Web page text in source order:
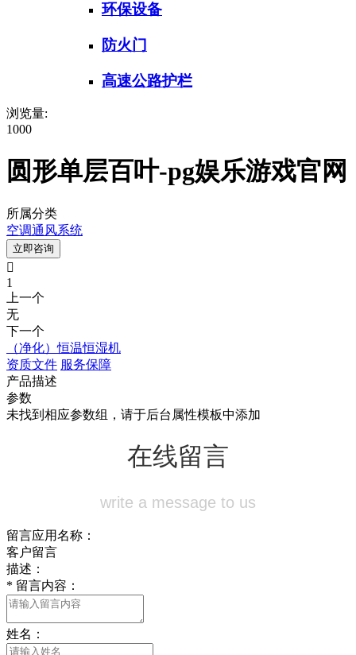
环保设备
防火门
高速公路护栏
浏览量:
1000
圆形单层百叶-pg娱乐游戏官网
所属分类
空调通风系统
立即咨询

1
上一个
无
下一个
（净化）恒温恒湿机
资质文件 服务保障
产品描述
参数
未找到相应参数组，请于后台属性模板中添加
在线留言
write a message to us
留言应用名称：
客户留言
描述：
* 留言内容：
姓名：